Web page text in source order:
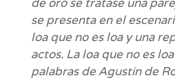
se presenta en el
loa que no es loa y una
actos. La loa que no es
palabras de Agustín de